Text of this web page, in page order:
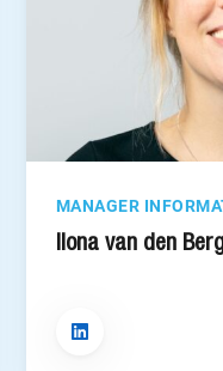
MANAGER
Ilona van den